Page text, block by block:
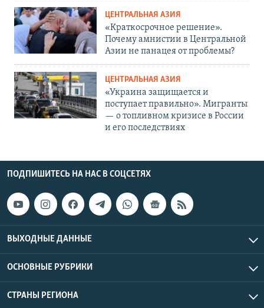
ЦЕНТРАЛЬНАЯ АЗИЯ
«Краткосрочное решение».
Почему амнистии в Центральной
Азии не панацея от проблемы?
ЦЕНТРАЛЬНАЯ АЗИЯ
«Украина защищается и
поступает правильно». Мигранты
— о топливном кризисе в России
и его последствиях
ПОДПИШИТЕСЬ НА НАС В СОЦСЕТЯХ
ВЫХОДНЫЕ ДАННЫЕ
ОСНОВНЫЕ РУБРИКИ
СТРАНЫ РЕГИОНА